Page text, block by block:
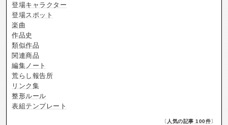
登場キャラクター
登場スポット
楽曲
作品史
類似作品
関連商品
編集ノート
荒らし報告所
リンク集
整形ルール
表組テンプレート
〔 人気の記事 100件〕